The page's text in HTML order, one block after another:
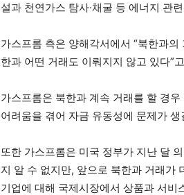
설과 천연가스 탐사·채굴 등 에너지 관
가스프롬 측은 양해각서에서 “북한과
한과 어떤 거래도 이뤄지지 않고 있다”
가스프롬은 북한과 계속 거래를 할 경
어려움을 겪어 자금 유동성에 문제가
또한 가스프롬은 미국 정부가 지난 달
지 알 수 없지만, 앞으로 북한과 거래가
기업에 대해 국제시장에서 상품과 서